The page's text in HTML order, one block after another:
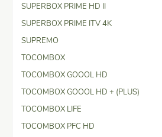
SUPERBOX PRIME HD II
SUPERBOX PRIME ITV 4K
SUPREMO
TOCOMBOX
TOCOMBOX GOOOL HD
TOCOMBOX GOOOL HD + (PLUS)
TOCOMBOX LIFE
TOCOMBOX PFC HD